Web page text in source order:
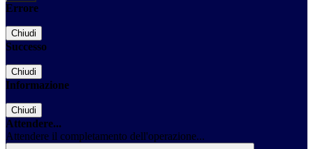
Errore
Chiudi
Successo
Chiudi
Informazione
Chiudi
Attendere...
Attendere il completamento dell'operazione...